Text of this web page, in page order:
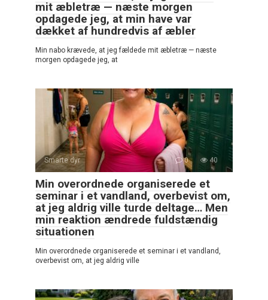
mit æbletræ — næste morgen
opdagede jeg, at min have var
dækket af hundredvis af æbler
Min nabo krævede, at jeg fældede mit æbletræ — næste
morgen opdagede jeg, at
Smarte dyr 0 40
Min overordnede organiserede et
seminar i et vandland, overbevist om,
at jeg aldrig ville turde deltage… Men
min reaktion ændrede fuldstændig
situationen
Min overordnede organiserede et seminar i et vandland,
overbevist om, at jeg aldrig ville